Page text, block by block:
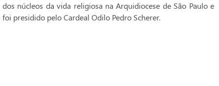
dos núcleos da vida religiosa na Arquidiocese de São Paulo e
foi presidido pelo Cardeal Odilo Pedro Scherer.